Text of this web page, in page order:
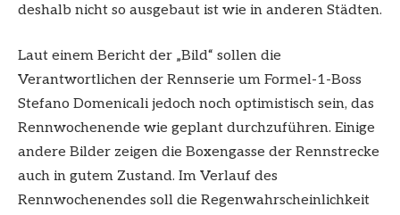
deshalb nicht so ausgebaut ist wie in anderen Städten.
Laut einem Bericht der „Bild“ sollen die
Verantwortlichen der Rennserie um Formel-1-Boss
Stefano Domenicali jedoch noch optimistisch sein, das
Rennwochenende wie geplant durchzuführen. Einige
andere Bilder zeigen die Boxengasse der Rennstrecke
auch in gutem Zustand. Im Verlauf des
Rennwochenendes soll die Regenwahrscheinlichkeit